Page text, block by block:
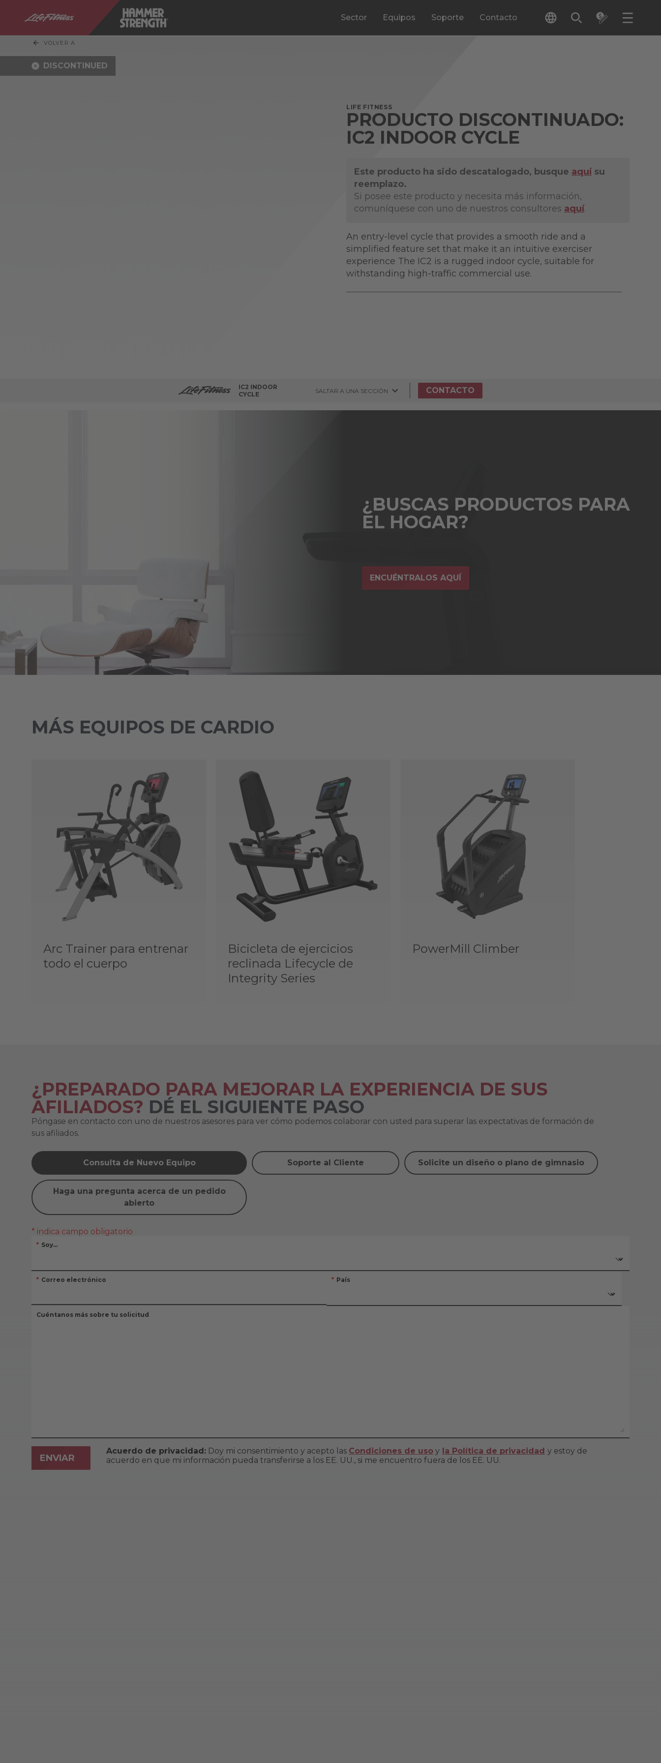
Sector Equipos Soporte Contacto
VOLVER A
DISCONTINUED
LIFE FITNESS
PRODUCTO DISCONTINUADO:
IC2 INDOOR CYCLE
Este producto ha sido descatalogado, busque aquísu
reemplazo.
Si posee este producto y necesita más información,
comuníquese con uno de nuestros consultores aquí.
An entry-level cycle that provides a smooth ride and a
simplified feature set that make it an intuitive exerciser
experience The IC2 is a rugged indoor cycle, suitable for
withstanding high-traffic commercial use.
IC2 INDOOR
CYCLE
SALTAR A UNA SECCIÓN CONTACTO
¿BUSCAS PRODUCTOS PARA
EL HOGAR?
ENCUÉNTRALOS AQUÍ
MÁS EQUIPOS DE CARDIO
Arc Trainer para entrenar
todo el cuerpo
Bicicleta de ejercicios
reclinada Lifecycle de
Integrity Series
PowerMill Climber
¿PREPARADO PARA MEJORAR LA EXPERIENCIA DE SUS
AFILIADOS? DÉ EL SIGUIENTE PASO
Póngase en contacto con uno de nuestros asesores para ver cómo podemos colaborar con usted para superar las expectativas de formación de
sus afiliados.
Consulta de Nuevo Equipo Soporte al Cliente Solicite un diseño o plano de gimnasio
Haga una pregunta acerca de un pedido
abierto